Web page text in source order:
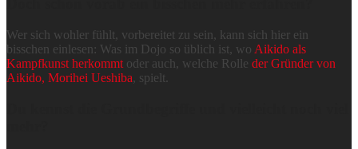
Wer sich wohler fühlt, vorbereitet zu sein, kann sich hier ein
bisschen einlesen: Was im Dojo so üblich ist, wo Aikido als
Kampfkunst herkommt oder auch, welche Rolle der Gründer von
Aikido, Morihei Ueshiba, spielt.